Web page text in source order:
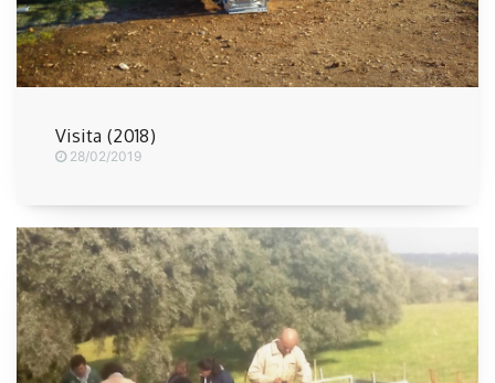
Visita (2018)
28/02/2019